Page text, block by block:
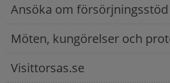
Ansöka om försörjningsstöd
Möten, kungörelser och
Visittorsas.se